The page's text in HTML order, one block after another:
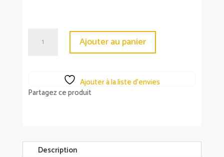
accoudoirs
Ajouter au panier
Ajouter à la liste d’envies
Partagez ce produit
Description